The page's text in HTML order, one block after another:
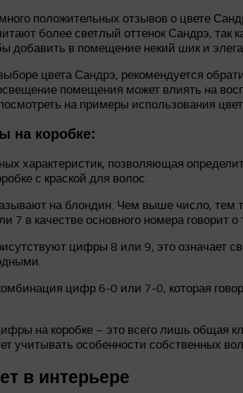
положительных отзывов о цвете
более светлый оттенок Сандрэ, так
добавить в помещение некий шик и
цвета Сандрэ, рекомендуется
помещения может влиять на
на примеры использования
на коробке:
характеристик, позволяющая
с краской для волос.
на блондин. Чем выше число, тем
в качестве основного номера говорит о
цифры 8 или 9, это означает
цифр 6-0 или 7-0, которая
на коробке – это всего лишь общая
учитывать особенности собственных
в интерьере